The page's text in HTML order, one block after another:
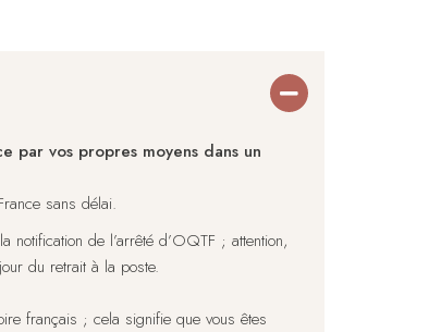
par vos propres moyens dans un
sans délai.
de l’arrêté d’OQTF ; attention,
du retrait à la poste.
français ; cela signifie que vous êtes